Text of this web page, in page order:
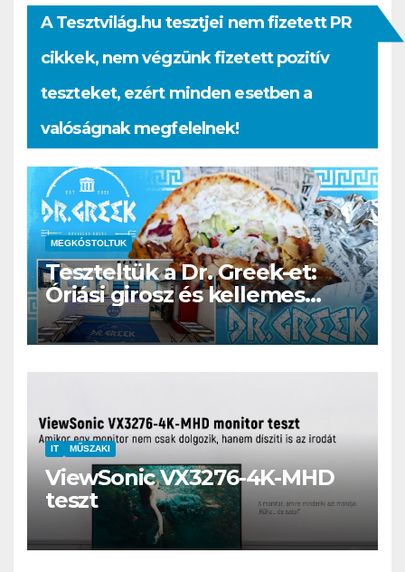
A Tesztvilág.hu tesztjei nem fizetett PR
cikkek, nem végzünk fizetett pozitív
teszteket, ezért minden esetben a
valóságnak megfelelnek!
MEGKÓSTOLTUK
Teszteltük a Dr. Greek-et:
Óriási girosz és kellemes
kerthelyiség Csepel szívében
IT MŰSZAKI
ViewSonic VX3276-4K-MHD
teszt